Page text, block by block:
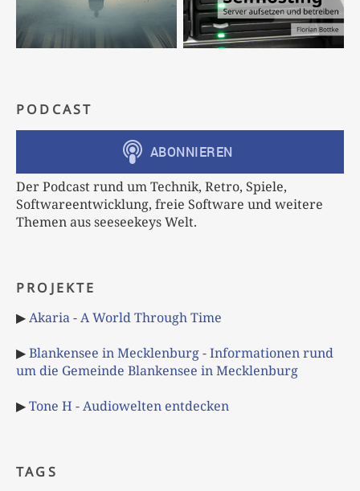
PODCAST
Der Podcast rund um Technik, Retro, Spiele,
Softwareentwicklung, freie Software und weitere
Themen aus seeseekeys Welt.
PROJEKTE
▶Akaria - A World Through Time
▶Blankensee in Mecklenburg - Informationen rund
um die Gemeinde Blankensee in Mecklenburg
▶Tone H - Audiowelten entdecken
TAGS